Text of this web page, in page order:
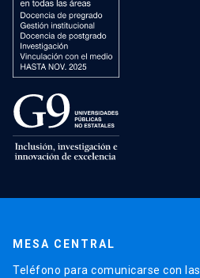
MESA CENTRAL
Teléfono para comunicarse con